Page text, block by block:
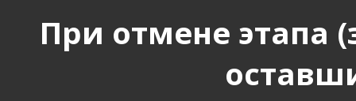
При отмене этапа